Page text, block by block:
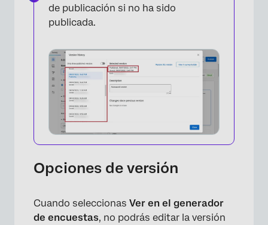
de publicación si no ha sido
publicada.
Opciones de versión
Cuando seleccionas Ver en el generador
de encuestas, no podrás editar la versión